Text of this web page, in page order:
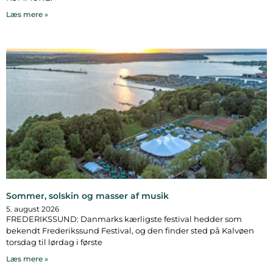
Læs mere »
Sommer, solskin og masser af musik
5. august 2026
FREDERIKSSUND: Danmarks kærligste festival hedder som
bekendt Frederikssund Festival, og den finder sted på Kalvøen
torsdag til lørdag i første
Læs mere »